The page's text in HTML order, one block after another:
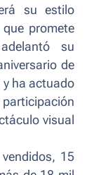
su estilo
promete
su
de
ha actuado
participación
visual
15